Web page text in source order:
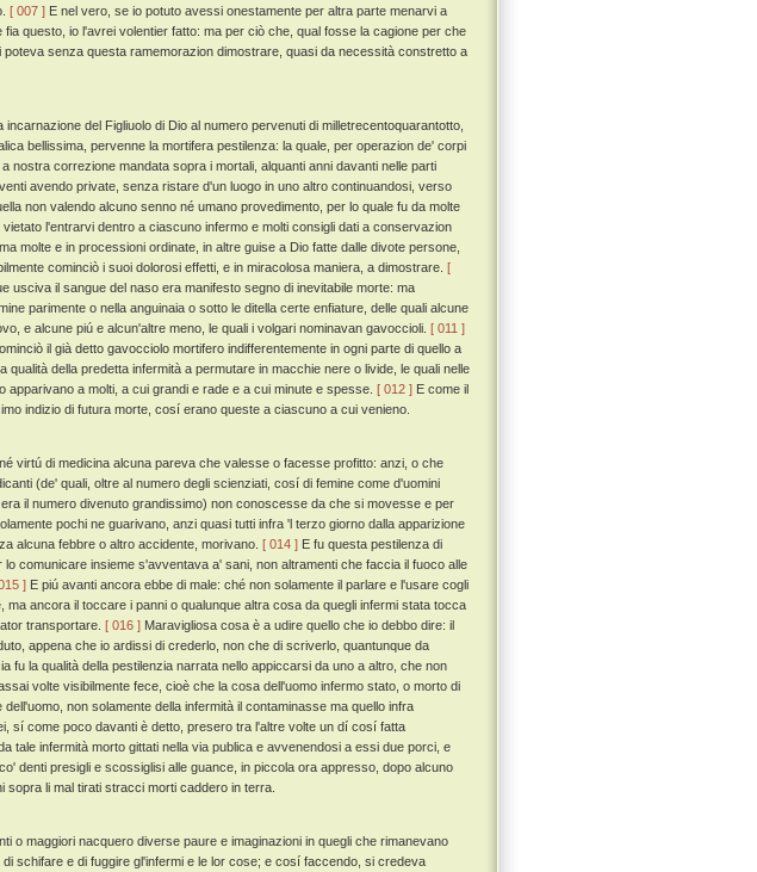
[ 007 ] E nel vero, se io potuto avessi onestamente per altra parte menarvi a
questo, io l'avrei volentier fatto: ma per ciò che, qual fosse la cagione per che
senza questa ramemorazion dimostrare, quasi da necessità constretto a
del Figliuolo di Dio al numero pervenuti di milletrecentoquarantotto,
bellissima, pervenne la mortifera pestilenza: la quale, per operazion de' corpi
nostra correzione mandata sopra i mortali, alquanti anni davanti nelle parti
avendo private, senza ristare d'un luogo in uno altro continuandosi, verso
non valendo alcuno senno né umano provedimento, per lo quale fu da molte
l'entrarvi dentro a ciascuno infermo e molti consigli dati a conservazion
molte e in processioni ordinate, in altre guise a Dio fatte dalle divote persone,
cominciò i suoi dolorosi effetti, e in miracolosa maniera, a dimostrare. [
usciva il sangue del naso era manifesto segno di inevitabile morte: ma
parimente o nella anguinaia o sotto le ditella certe enfiature, delle quali alcune
e alcune piú e alcun'altre meno, le quali i volgari nominavan gavoccioli. [ 011 ]
il già detto gavocciolo mortifero indifferentemente in ogni parte di quello a
della predetta infermità a permutare in macchie nere o livide, le quali nelle
a molti, a cui grandi e rade e a cui minute e spesse. [ 012 ] E come il
indizio di futura morte, cosí erano queste a ciascuno a cui venieno.
virtú di medicina alcuna pareva che valesse o facesse profitto: anzi, o che
(de' quali, oltre al numero degli scienziati, cosí di femine come d'uomini
il numero divenuto grandissimo) non conoscesse da che si movesse e per
pochi ne guarivano, anzi quasi tutti infra 'l terzo giorno dalla apparizione
alcuna febbre o altro accidente, morivano. [ 014 ] E fu questa pestilenza di
comunicare insieme s'avventava a' sani, non altramenti che faccia il fuoco alle
] E piú avanti ancora ebbe di male: ché non solamente il parlare e l'usare cogli
ancora il toccare i panni o qualunque altra cosa da quegli infermi stata tocca
transportare. [ 016 ] Maravigliosa cosa è a udire quello che io debbo dire: il
appena che io ardissi di crederlo, non che di scriverlo, quantunque da
fu la qualità della pestilenzia narrata nello appiccarsi da uno a altro, che non
volte visibilmente fece, cioè che la cosa dell'uomo infermo stato, o morto di
non solamente della infermità il contaminasse ma quello infra
sí come poco davanti è detto, presero tra l'altre volte un dí cosí fatta
tale infermità morto gittati nella via publica e avvenendosi a essi due porci, e
denti presigli e scossiglisi alle guance, in piccola ora appresso, dopo alcuno
li mal tirati stracci morti caddero in terra.
o maggiori nacquero diverse paure e imaginazioni in quegli che rimanevano
schifare e di fuggire gl'infermi e le lor cose; e cosí faccendo, si credeva